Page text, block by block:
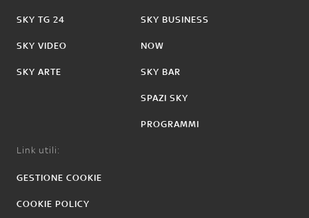
SKY TG 24
SKY VIDEO
SKY ARTE
SKY BUSINESS
NOW
SKY BAR
SPAZI SKY
PROGRAMMI
Link utili:
GESTIONE COOKIE
COOKIE POLICY